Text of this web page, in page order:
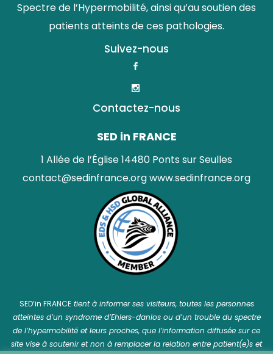
Spectre de l’Hypermobilité, ainsi qu’au soutien des
patients atteints de ces pathologies.
Suivez-nous
Contactez-nous
SED in FRANCE
1 Allée de l’Église 14480 Ponts sur Seulles
contact@sedinfrance.orgwww.sedinfrance.org
SED’in FRANCEtient à informer ses visiteurs, toutes les personnes
atteintes d’un syndrome d’Ehlers-danlos ou d’un trouble du spectre
de l’hypermobilité et leurs proches, que l’information diffusée sur ce
site vise à soutenir et non à remplacer la relation entre patient(e)s et